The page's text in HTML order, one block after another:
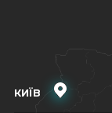
КИЇВ